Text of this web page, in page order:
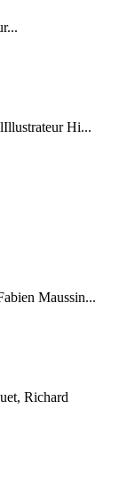
Hi...
Maussin...
Richard